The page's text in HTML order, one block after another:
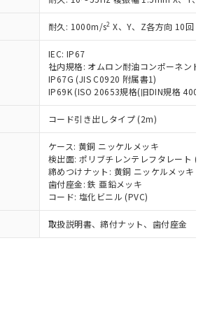
耐久: 1000m/s2 X、Y、Z各方向 10回
IEC: IP67
社内規格: オムロン耐油コンポーネント
IP67G (JIS C0920 附属書1)
IP69K (ISO 20653規格(旧DIN規格
コード引き出しタイプ (2m)
ケース: 黄銅 ニッケルメッキ
検出面: ポリブチレンテレフタレート
締めつけナット: 黄銅 ニッケルメッキ
歯付座金: 鉄 亜鉛メッキ
コード: 塩化ビニル (PVC)
取扱説明書、締付ナット、歯付座金
基づき作成されるものであり、閲
れた時点での実際の在庫および標
格とは異なる場合があることをご
ください。
な納期状況および標準価格はお客
お取引先、またはお客様担当のオ
ン制御機器販売店・当社販売員に
談ください。
ロン制御機器販売店や当社販売拠
販売ネットワーク
」をご確認
状況および標準価格結果を当社の
の承諾なく第三者に漏洩または開
ないようお願いします。
パーツ機能（部品リスト作成サー
）をご利用いただくには、I-Web
ーズにご登録されている必要が
以下、 水銀(Hg) 1000ppm以下、 カド
以下、
1000ppm以下、ポリ臭化ビフェニル
以下、ポリ臭化ジフェニルエーテル類
以下、フタル酸ビス(2-エチルヘキシ
名：DOP) 1000ppm以下、フタル酸ブチ
BBP） 1000ppm以下、フタル酸ジブチル
以下、フタル酸ジイソブチル
令で産業用監視および制御機器に対する
除く。
ル類の４物質については閾値を超える意
ないことを確認しています。
切り替え状況などにより、予定
ることがあります。
物質の基準値 (GB/T26572)：
、 Hg(水銀) : 1000ppm、 Cd(カドミウ
ム) : 1000ppm、 PBBs(ポリ臭化ビフェ
、 PBDEs(ポリ臭化ジフェニルエーテ
ジブチル) : 1000ppm、 DIBP(フタル酸ジ
1000ppm、 BBP(フタル酸ブチルベンジ
酸ビス(2-エチルヘキシル)) : 1000ppm
護使用期限
害物質（10物質）のすべてが基
あることを示します。
常の使用状況下において有害物
漏えいし、環境に深刻な影響を
数を意味します。
は国外への提供する場合は、日本
府の輸出許可(または役務取引許
取得するなどの必要な手続きを
は規制貨物を破棄する場合は、完
破砕するなど、違法に輸出されな
う必要な手段を講じます。
は貴社製品を、核兵器、ミサイ
化学兵器、生物兵器またはその他
並びにこれらの製造装置等に一切
いたしません。
は、貴社製品を第三者に販売する
は、上記1、2および3の内容を当
三者に通知します。また当社は、
先および販売に係わる関係者が違
輸出するおそれがある場合は、取
をいたしません。
一定数以上の在庫あり
一定数には満たないが在庫あり
在庫なし(最新の在庫状況につ
いては、お客様のお取引先、ま
たはお客様担当のオムロン制御
機器販売店・当社販売員にご確
認ください)
受注生産機種、また在庫状況の
情報を公開していない機種